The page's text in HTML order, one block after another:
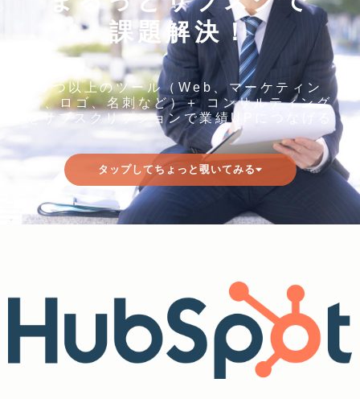
課題解決！
３つ以上のツール（Web、マーケティン
グ、ロゴ、名刺など）＋ コンサルティング
をサブスクリプションで業績UPにつなげる
タップしてちょっと覗いてみる